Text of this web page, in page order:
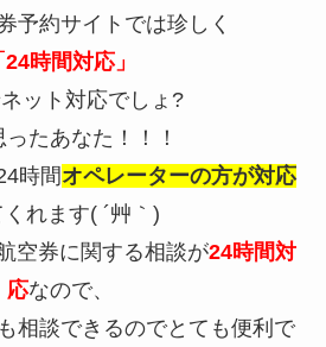
予約サイトでは珍しく
24時間対応」
ット対応でしょ?
ったあなた！！！
時間オペレーターの方が対応
くれます( ´艸｀)
空券に関する相談が24時間対
応なので、
相談できるのでとても便利で